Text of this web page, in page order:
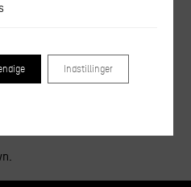
19.00
Naert.
Indstillinger